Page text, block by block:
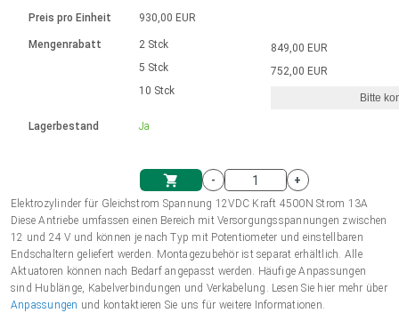
Einheitssystem
Einkaufswagen
Hubmagnete
230 - 50 Hz | 110 - 60 Hz
Drehzahlregelung für die AIS-Serie
Bürstenlose Gleichstrommotoren
mit Planetengetriebe und internem
Ø 28-42| 1-1400 rpm | <= 290Ncm
Bürstenlose DC Motor Controller
Gleichstrommotoren mit
Schneckengetriebe und Bürsten
Ø43-124mm | 31-425rpm | ≤ 41Nm
Treiber für Gleichstrommotoren mit
Synchron-Asynchron | für 1-4 Elektrozylinder
Synchron-Asynchron | für 1-4 Elektrozylinder
Français (EUR)
Polski (EUR)
Norsk (NOK)
Suomi (EUR)
Preis pro Einheit
Mengenrabatt
Lagerbestand
930,00 EUR
2 Stck
5 Stck
10 Stck
Ja
849,00 EUR
752,00 EUR
Bitte
-
+
Elektrozylinder für Gleichstrom Spannung 12VDC Kraft 4500N Strom 13A
Diese Antriebe umfassen einen Bereich mit Versorgungsspannungen zwischen
12 und 24 V und können je nach Typ mit Potentiometer und einstellbaren
Endschaltern geliefert werden. Montagezubehör ist separat erhältlich. Alle
Aktuatoren können nach Bedarf angepasst werden. Häufige Anpassungen
sind Hublänge, Kabelverbindungen und Verkabelung. Lesen Sie hier mehr über
Anpassungen und kontaktieren Sie uns für weitere Informationen.